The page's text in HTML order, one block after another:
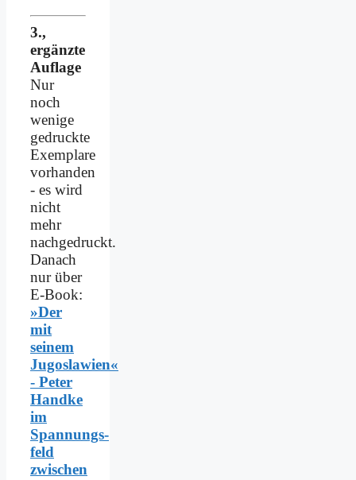
3.,
ergänzte
Auflage
Nur
noch
wenige
gedruckte
Exemplare
vorhanden
- es wird
nicht
mehr
nachgedruckt.
Danach
nur über
E-Book:
»Der
mit
seinem
Jugoslawien«
- Peter
Handke
im
Spannungs­
feld
zwischen